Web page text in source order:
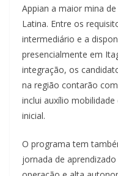
Appian a maior mina
Latina. Entre os
intermediário e a
presencialmente em
integração, os
na região contarão
inclui auxílio
inicial.
O programa tem
jornada de